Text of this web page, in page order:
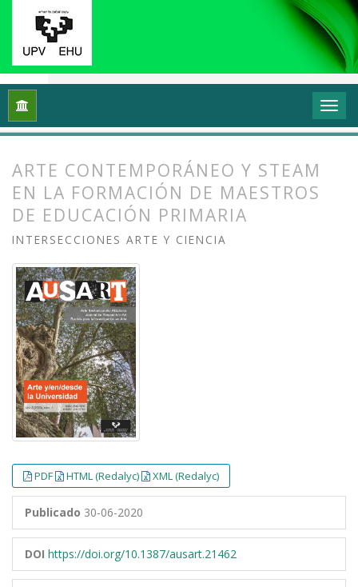
Inicio Vol. 8 Núm. 1 (2020): Arte y/en/desde la
ARTE CONTEMPORÁNEO Y STEAM
EN LA FORMACIÓN DE MAESTROS
DE EDUCACIÓN PRIMARIA
INTERSECCIONES ARTE Y CIENCIA
PDF HTML (Redalyc) XML (Redalyc)
Publicado 30-06-2020
DOI https://doi.org/10.1387/ausart.21462